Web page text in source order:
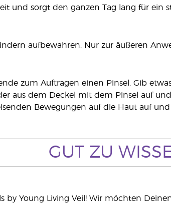
und sorgt den ganzen Tag lang für ein
aufbewahren. Nur zur äußeren
zum Auftragen einen Pinsel. Gib
aus dem Deckel mit dem Pinsel auf
Bewegungen auf die Haut auf und
GUT ZU
by Young Living Veil! Wir möchten